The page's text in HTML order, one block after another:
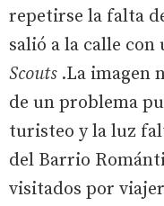
repetirse la falta
salió a la calle
Scouts.La imagen
de un problema
turisteo y la luz
del Barrio
visitados por